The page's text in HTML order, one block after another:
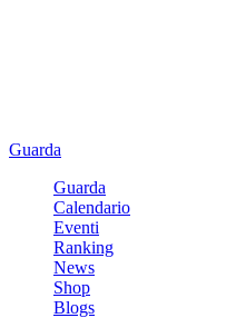
Guarda
Guarda
Calendario
Eventi
Ranking
News
Shop
Blogs